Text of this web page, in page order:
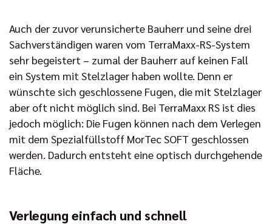
Auch der zuvor verunsicherte Bauherr und seine drei
Sachverständigen waren vom TerraMaxx-RS-System
sehr begeistert – zumal der Bauherr auf keinen Fall
ein System mit Stelzlager haben wollte. Denn er
wünschte sich geschlossene Fugen, die mit Stelzlager
aber oft nicht möglich sind. Bei TerraMaxx RS ist dies
jedoch möglich: Die Fugen können nach dem Verlegen
mit dem Spezialfüllstoff MorTec SOFT geschlossen
werden. Dadurch entsteht eine optisch durchgehende
Fläche.
Verlegung einfach und schnell